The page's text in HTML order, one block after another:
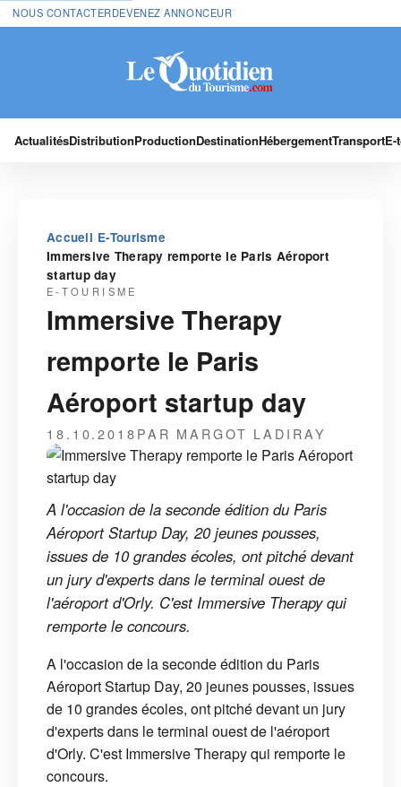
NOUS CONTACTERDEVENEZ ANNONCEUR
ActualitésDistributionProductionDestinationHébergementTransport
Accueil›E-Tourisme›
Immersive Therapy remporte le Paris Aéroport
startup day
E-TOURISME
Immersive Therapy
remporte le Paris
Aéroport startup day
18.10.2018PAR MARGOT LADIRAY
A l'occasion de la seconde édition du Paris
Aéroport Startup Day, 20 jeunes pousses,
issues de 10 grandes écoles, ont pitché devant
un jury d'experts dans le terminal ouest de
l'aéroport d'Orly. C'est Immersive Therapy qui
remporte le concours.
A l'occasion de la seconde édition du Paris
Aéroport Startup Day, 20 jeunes pousses, issues
de 10 grandes écoles, ont pitché devant un jury
d'experts dans le terminal ouest de l'aéroport
d'Orly. C'est Immersive Therapy qui remporte le
concours.